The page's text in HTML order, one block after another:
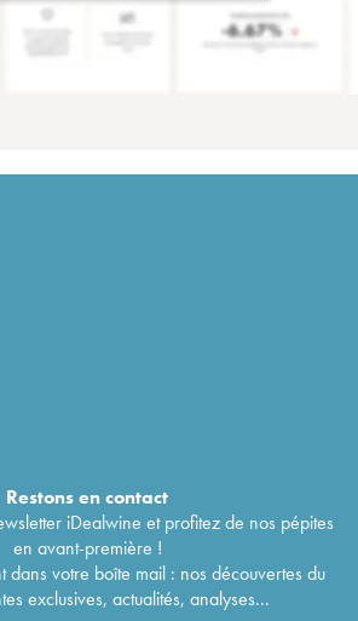
Restons encontact
iDealwine et profitez de nos pépites
en avant-première !
dans votre boîte mail : nos découvertes du
exclusives, actualités, analyses...